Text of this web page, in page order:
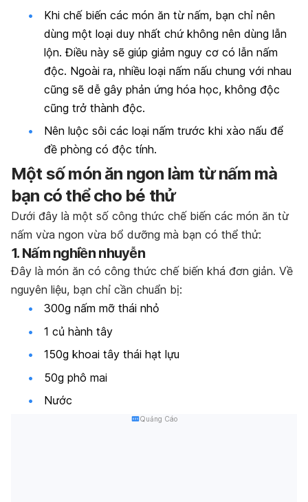
Khi chế biến các món ăn từ nấm, bạn chỉ nên
dùng một loại duy nhất chứ không nên dùng lẫn
lộn. Điều này sẽ giúp giảm nguy cơ có lẫn nấm
độc. Ngoài ra, nhiều loại nấm nấu chung với nhau
cũng sẽ dễ gây phản ứng hóa học, không độc
cũng trở thành độc.
Nên luộc sôi các loại nấm trước khi xào nấu để
đề phòng có độc tính.
Một số món ăn ngon làm từ nấm mà
bạn có thể cho bé thử
Dưới đây là một số công thức chế biến các món ăn từ
nấm vừa ngon vừa bổ dưỡng mà bạn có thể thử:
1. Nấm nghiền nhuyễn
Đây là món ăn có công thức chế biến khá đơn giản. Về
nguyên liệu, bạn chỉ cần chuẩn bị:
300g nấm mỡ thái nhỏ
1 củ hành tây
150g khoai tây thái hạt lựu
50g phô mai
Nước
Quảng Cáo